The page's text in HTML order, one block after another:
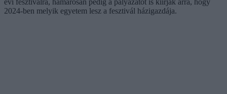
2024-ben melyik egyetem lesz a fesztivál házigazdája.